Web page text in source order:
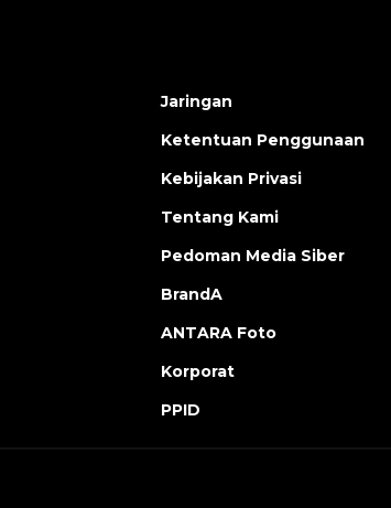
Jaringan
Ketentuan Penggunaan
Kebijakan Privasi
Tentang Kami
Pedoman Media Siber
BrandA
ANTARA Foto
Korporat
PPID